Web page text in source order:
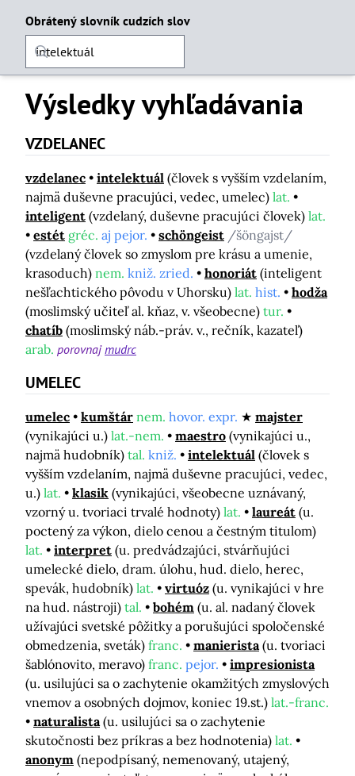
Obrátený slovník cudzích slov
Výsledky vyhľadávania
VZDELANEC
vzdelanec intelektuál (človek s vyšším vzdelaním,
najmä duševne pracujúci, vedec, umelec) lat.
inteligent (vzdelaný, duševne pracujúci človek) lat.
estét gréc. aj pejor. schöngeist /šöngajst/
(vzdelaný človek so zmyslom pre krásu a umenie,
krasoduch) nem. kniž. zried. honoriát (inteligent
nešľachtického pôvodu v Uhorsku) lat. hist.
hodža
(moslimský učiteľ al. kňaz, v. všeobecne) tur.
chatíb (moslimský náb.-práv. v., rečník, kazateľ)
arab. porovnajmudrc
UMELEC
umelec kumštár nem. hovor. expr.
majster
(vynikajúci u.) lat.-nem. maestro (vynikajúci u.,
najmä hudobník) tal. kniž. intelektuál (človek s
vyšším vzdelaním, najmä duševne pracujúci, vedec,
u.) lat. klasik (vynikajúci, všeobecne uznávaný,
vzorný u. tvoriaci trvalé hodnoty) lat. laureát (u.
poctený za výkon, dielo cenou a čestným titulom)
lat.
interpret (u. predvádzajúci, stvárňujúci
umelecké dielo, dram. úlohu, hud. dielo, herec,
spevák, hudobník) lat. virtuóz (u. vynikajúci v hre
na hud. nástroji) tal. bohém (u. al. nadaný človek
užívajúci svetské pôžitky a porušujúci spoločenské
obmedzenia, sveták) franc. manierista (u. tvoriaci
šablónovito, meravo) franc. pejor.
impresionista
(u. usilujúci sa o zachytenie okamžitých zmyslových
vnemov a osobných dojmov, koniec 19.st.) lat.-franc.
naturalista (u. usilujúci sa o zachytenie
skutočnosti bez príkras a bez hodnotenia) lat.
anonym (nepodpísaný, nemenovaný, utajený,